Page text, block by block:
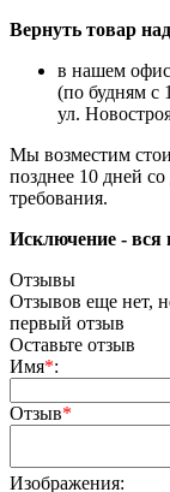
Вернуть товар
в нашем
(по будням с
ул.
Мы возместим
позднее 10 дней
требования.
Исключение - вся
Отзывы
Отзывов еще нет,
первый отзыв
Оставьте отзыв
Имя*:
Отзыв*
Изображения: